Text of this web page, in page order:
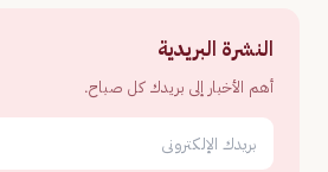
النشرة البريدية
أهم الأخبار إلى بريدك كل صباح.